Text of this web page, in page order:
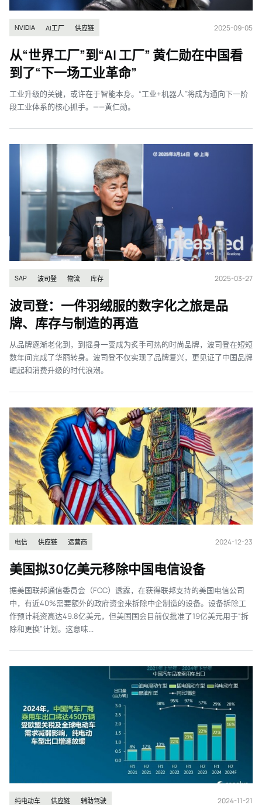
NVIDIA AI工厂 供应链 2025-09-05
从“世界工厂”到“AI 工厂” 黄仁勋在中国看
到了“下一场工业革命”
工业升级的关键，或许在于智能本身。“工业+机器人”将成为通向下一阶
段工业体系的核心抓手。——黄仁勋。
SAP 波司登 物流 库存 2025-03-27
波司登：一件羽绒服的数字化之旅是品
牌、库存与制造的再造
从品牌逐渐老化到，到摇身一变成为炙手可热的时尚品牌，波司登在短短
数年间完成了华丽转身。波司登不仅实现了品牌复兴，更见证了中国品牌
崛起和消费升级的时代浪潮。
电信 供应链 运营商 2024-12-23
美国拟30亿美元移除中国电信设备
据美国联邦通信委员会（FCC）透露，在获得联邦支持的美国电信公司
中，有近40%需要额外的政府资金来拆除中企制造的设备。设备拆除工
作预计耗资高达49.8亿美元，但美国国会目前仅批准了19亿美元用于“拆
除和更换”计划。这意味...
纯电动车 供应链 辅助驾驶 2024-11-21